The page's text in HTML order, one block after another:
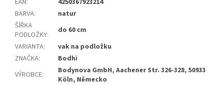
BARVA:
natur
ŠÍŘKA
PODLOŽKY:
do 60 cm
VARIANTA:
vak na podložku
ZNAČKA:
Bodhi
VÝROBCE:
Bodynova GmbH, Aachener Str. 326-328, 50933
Köln, Německo